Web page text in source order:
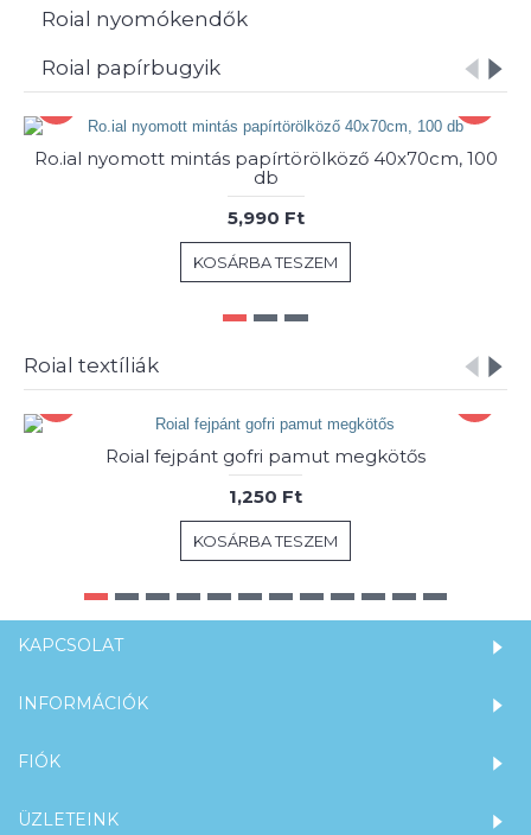
Roial nyomókendők
Roial papírbugyik
Ro.ial nyomott mintás papírtörölköző 40x70cm, 100
db
5,990 Ft
KOSÁRBA TESZEM
Roial textíliák
Roial fejpánt gofri pamut megkötős
1,250 Ft
KOSÁRBA TESZEM
KAPCSOLAT
INFORMÁCIÓK
FIÓK
ÜZLETEINK